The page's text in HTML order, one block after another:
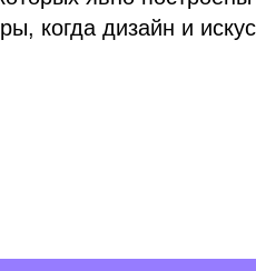
когда дизайн и